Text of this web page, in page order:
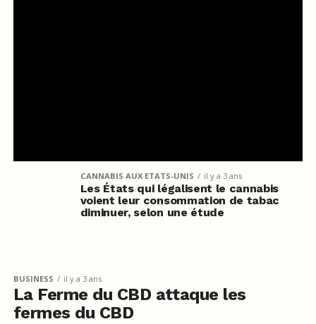
CANNABIS AUX ETATS-UNIS il y a 3 ans
Les États qui légalisent le cannabis
voient leur consommation de tabac
diminuer, selon une étude
BUSINESS il y a 3 ans
La Ferme du CBD attaque les
fermes du CBD